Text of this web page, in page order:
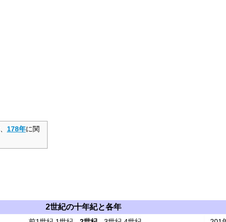
178年に関
2世紀の十年紀と各年